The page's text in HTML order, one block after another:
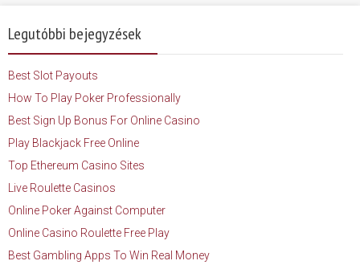
Legutóbbi bejegyzések
Best Slot Payouts
How To Play Poker Professionally
Best Sign Up Bonus For Online Casino
Play Blackjack Free Online
Top Ethereum Casino Sites
Live Roulette Casinos
Online Poker Against Computer
Online Casino Roulette Free Play
Best Gambling Apps To Win Real Money